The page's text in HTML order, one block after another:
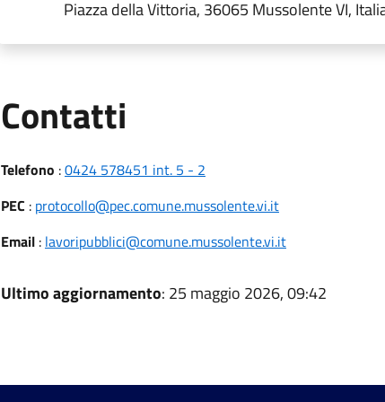
Piazza della Vittoria, 36065 Mussolente VI,
Contatti
Telefono :0424 578451 int. 5 - 2
PEC : protocollo@pec.comune.mussolente.vi.it
Email: lavoripubblici@comune.mussolente.vi.it
Ultimo aggiornamento: 25 maggio 2026, 09:42